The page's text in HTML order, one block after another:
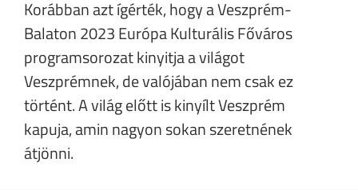
Korábban azt ígérték, hogy a Veszprém-
Balaton 2023 Európa Kulturális Főváros
programsorozat kinyitja a világot
Veszprémnek, de valójában nem csak ez
történt. A világ előtt is kinyílt Veszprém
kapuja, amin nagyon sokan szeretnének
átjönni.